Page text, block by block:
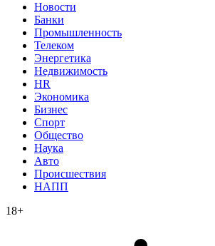
Новости
Банки
Промышленность
Телеком
Энергетика
Недвижимость
HR
Экономика
Бизнес
Спорт
Общество
Наука
Авто
Происшествия
НАПП
18+